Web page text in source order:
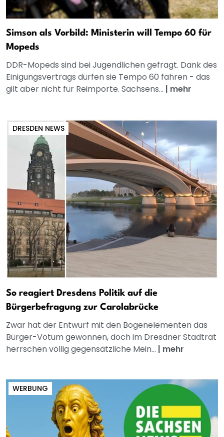
Simson als Vorbild: Ministerin will Tempo 60 für
Mopeds
DDR-Mopeds sind bei Jugendlichen gefragt. Dank des
Einigungsvertrags dürfen sie Tempo 60 fahren - das
gilt aber nicht für Reimporte. Sachsens... | mehr
DRESDEN NEWS
So reagiert Dresdens Politik auf die
Bürgerbefragung zur Carolabrücke
Zwar hat der Entwurf mit den Bogenelementen das
Bürger-Votum gewonnen, doch im Dresdner Stadtrat
herrschen völlig gegensätzliche Mein... | mehr
WERBUNG